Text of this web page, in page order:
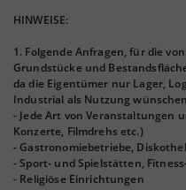
HINWEISE:
1. Folgende Anfragen, für die
Grundstücke und
da die Eigentümer nur Lager,
Industrial als Nutzung
- Jede Art von Veranstaltungen
Konzerte, Filmdrehs etc.)
- Gastronomiebetriebe,
- Sport- und Spielstätten,
- Religiöse Einrichtungen